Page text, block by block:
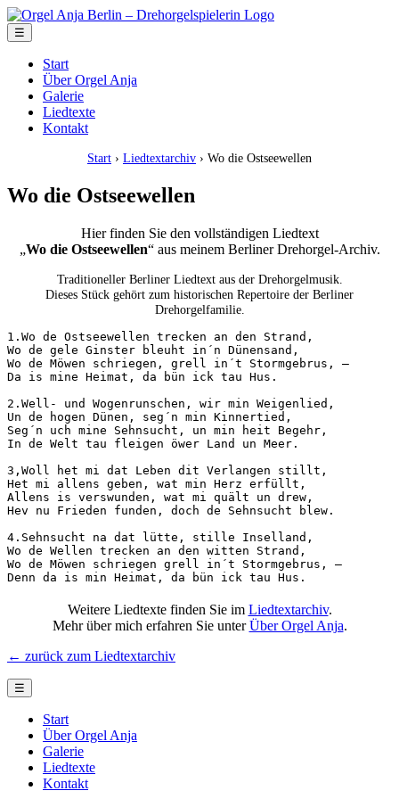
☰
Start
Über Orgel Anja
Galerie
Liedtexte
Kontakt
Start › Liedtextarchiv › Wo die Ostseewellen
Wo die Ostseewellen
Hier finden Sie den vollständigen Liedtext
„Wo die Ostseewellen“ aus meinem Berliner Drehorgel-Archiv.
Traditioneller Berliner Liedtext aus der Drehorgelmusik.
Dieses Stück gehört zum historischen Repertoire der Berliner
Drehorgelfamilie.
1.Wo de Ostseewellen trecken an den Strand,
Wo de gele Ginster bleuht in´n Dünensand,
Wo de Möwen schriegen, grell in´t Stormgebrus, –
Da is mine Heimat, da bün ick tau Hus.
2.Well- und Wogenrunschen, wir min Weigenlied,
Un de hogen Dünen, seg´n min Kinnertied,
Seg´n uch mine Sehnsucht, un min heit Begehr,
In de Welt tau fleigen öwer Land un Meer.
3,Woll het mi dat Leben dit Verlangen stillt,
Het mi allens geben, wat min Herz erfüllt,
Allens is verswunden, wat mi quält un drew,
Hev nu Frieden funden, doch de Sehnsucht blew.
4.Sehnsucht na dat lütte, stille Inselland,
Wo de Wellen trecken an den witten Strand,
Wo de Möwen schriegen grell in´t Stormgebrus, –
Denn da is min Heimat, da bün ick tau Hus.
Weitere Liedtexte finden Sie im Liedtextarchiv.
Mehr über mich erfahren Sie unterÜber Orgel Anja.
← zurück zum Liedtextarchiv
☰
Start
Über Orgel Anja
Galerie
Liedtexte
Kontakt